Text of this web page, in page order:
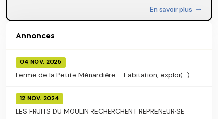
En savoir plus
Annonces
04 NOV. 2025
Ferme de la Petite Ménardière - Habitation, exploi(...)
12 NOV. 2024
LES FRUITS DU MOULIN RECHERCHENT REPRENEUR·SE